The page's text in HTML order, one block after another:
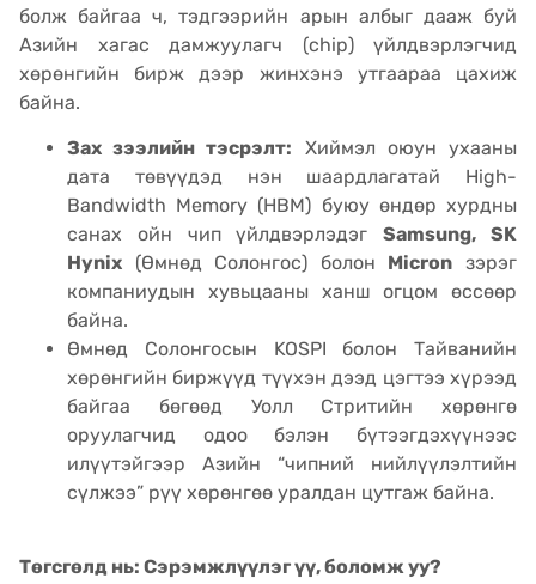
болж байгаа ч, тэдгээрийн арын албыг дааж буй
Азийн хагас дамжуулагч (chip) үйлдвэрлэгчид
хөрөнгийн бирж дээр жинхэнэ утгаараа цахиж
байна.
Зах зээлийн тэсрэлт: Хиймэл оюун ухааны
дата төвүүдэд нэн шаардлагатай High-
Bandwidth Memory (HBM) буюу өндөр хурдны
санах ойн чип үйлдвэрлэдэгSamsung, SK
Hynix (Өмнөд Солонгос) болон Micron зэрэг
компаниудын хувьцааны ханш огцом өссөөр
байна.
Өмнөд Солонгосын KOSPI болон Тайванийн
хөрөнгийн биржүүд түүхэн дээд цэгтээ хүрээд
байгаа бөгөөд Уолл Стритийн хөрөнгө
оруулагчид одоо бэлэн бүтээгдэхүүнээс
илүүтэйгээр Азийн “чипний нийлүүлэлтийн
сүлжээ” рүү хөрөнгөө уралдан цутгаж байна.
Төгсгөлд нь: Сэрэмжлүүлэг үү, боломж уу?